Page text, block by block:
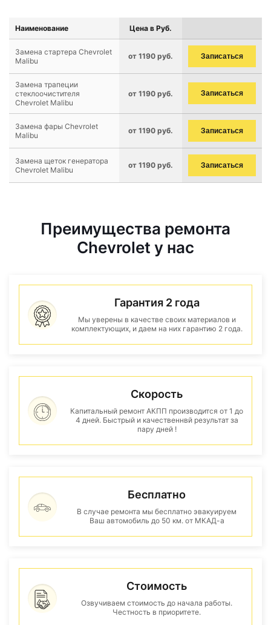
Наименование Цена в Руб.
Замена стартера Chevrolet
Malibu
от 1190 руб. Записаться
Замена трапеции
стеклоочистителя
Chevrolet Malibu
от 1190 руб. Записаться
Замена фары Chevrolet
Malibu
от 1190 руб. Записаться
Замена щеток генератора
Chevrolet Malibu
от 1190 руб. Записаться
Преимущества ремонта
Chevrolet у нас
Гарантия 2 года
Мы уверены в качестве своих материалов и
комплектующих, и даем на них гарантию 2 года.
Скорость
Капитальный ремонт АКПП производится от 1 до
4 дней. Быстрый и качественнвй результат за
пару дней !
Бесплатно
В случае ремонта мы бесплатно эвакуируем
Ваш автомобиль до 50 км. от МКАД-а
Стоимость
Озвучиваем стоимость до начала работы.
Честность в приоритете.